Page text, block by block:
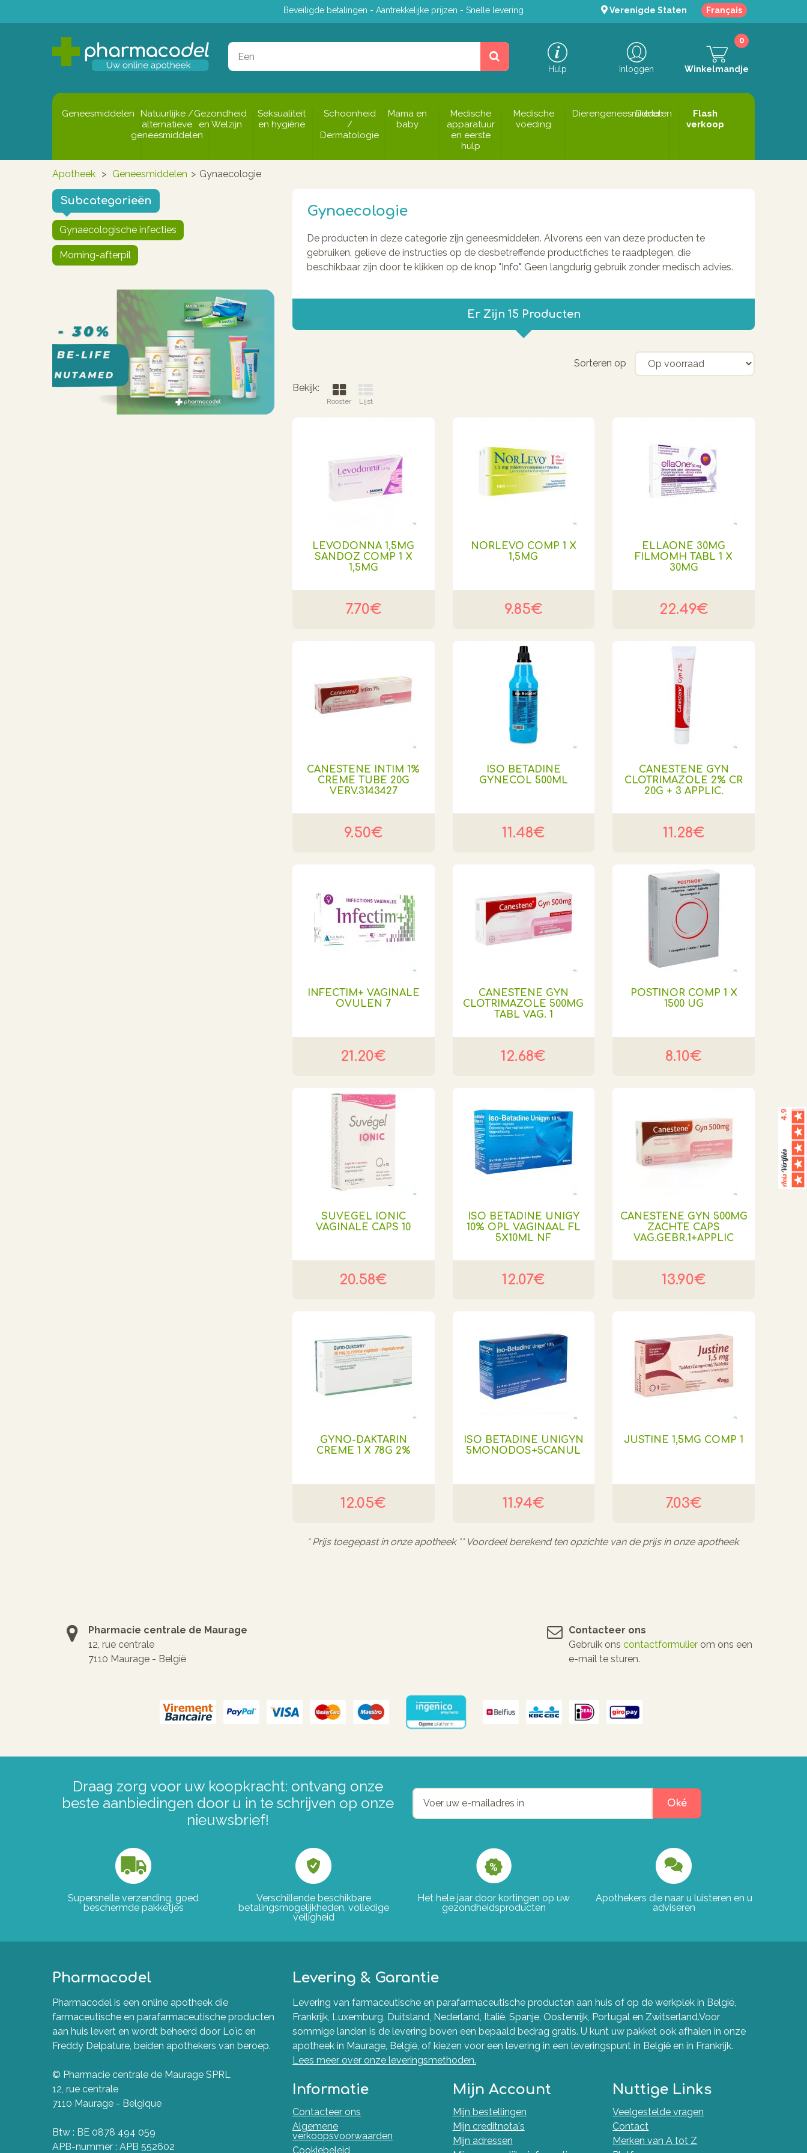
Beveiligde betalingen - Aantrekkelijke prijzen - Snelle levering Verenigde Staten Français
Hulp Inloggen Winkelmandje
0
Geneesmiddelen
Natuurlijke /
alternatieve
geneesmiddelen
Gezondheid
en Welzijn
Seksualiteit
en hygiëne
Schoonheid
/
Dermatologie
Mama en
baby
Medische
apparatuur
en eerste
hulp
Medische
voeding
Dierengeneesmiddelen
Dieren
Flash
verkoop
Apotheek > Geneesmiddelen > Gynaecologie
Subcategorieën
Gynaecologische infecties
Morning-afterpil
Gynaecologie
De producten in deze categorie zijn geneesmiddelen. Alvorens een van deze producten te
gebruiken, gelieve de instructies op de desbetreffende productfiches te raadplegen, die
beschikbaar zijn door te klikken op de knop "Info". Geen langdurig gebruik zonder medisch advies.
Er Zijn 15 Producten
Sorteren op
Bekijk:
Rooster Lijst
LEVODONNA 1,5MG
SANDOZ COMP 1 X
1,5MG
7.70€
NORLEVO COMP 1 X
1,5MG
9.85€
ELLAONE 30MG
FILMOMH TABL 1 X
30MG
22.49€
CANESTENE INTIM 1%
CREME TUBE 20G
VERV.3143427
9.50€
ISO BETADINE
GYNECOL 500ML
11.48€
CANESTENE GYN
CLOTRIMAZOLE 2% CR
20G + 3 APPLIC.
11.28€
INFECTIM+ VAGINALE
OVULEN 7
21.20€
CANESTENE GYN
CLOTRIMAZOLE 500MG
TABL VAG. 1
12.68€
POSTINOR COMP 1 X
1500 UG
8.10€
SUVEGEL IONIC
VAGINALE CAPS 10
20.58€
ISO BETADINE UNIGY
10% OPL VAGINAAL FL
5X10ML NF
12.07€
CANESTENE GYN 500MG
ZACHTE CAPS
VAG.GEBR.1+APPLIC
13.90€
GYNO-DAKTARIN
CREME 1 X 78G 2%
12.05€
ISO BETADINE UNIGYN
5MONODOS+5CANUL
11.94€
JUSTINE 1,5MG COMP 1
7.03€
* Prijs toegepast in onze apotheek ** Voordeel berekend ten opzichte van de prijs in onze apotheek
Pharmacie centrale de Maurage
12, rue centrale
7110 Maurage - België
Contacteer ons
Gebruik ons contactformulier om ons een
e-mail te sturen.
Draag zorg voor uw koopkracht: ontvang onze
beste aanbiedingen door u in te schrijven op onze
nieuwsbrief!
Oké
Supersnelle verzending, goed
beschermde pakketjes
Verschillende beschikbare
betalingsmogelijkheden, volledige
veiligheid
Het hele jaar door kortingen op uw
gezondheidsproducten
Apothekers die naar u luisteren en u
adviseren
Pharmacodel
Pharmacodel is een online apotheek die
farmaceutische en parafarmaceutische producten
aan huis levert en wordt beheerd door Loïc en
Freddy Delpature, beiden apothekers van beroep.
© Pharmacie centrale de Maurage SPRL
12, rue centrale
7110 Maurage - Belgique
Btw : BE 0878 494 059
APB-nummer : APB 552602
Levering & Garantie
Levering van farmaceutische en parafarmaceutische producten aan huis of op de werkplek in België,
Frankrijk, Luxemburg, Duitsland, Nederland, Italië, Spanje, Oostenrijk, Portugal en Zwitserland.Voor
sommige landen is de levering boven een bepaald bedrag gratis. U kunt uw pakket ook afhalen in onze
apotheek in Maurage, België, of kiezen voor een levering in een leveringspunt in België en in Frankrijk.
Lees meer over onze leveringsmethoden.
Informatie
Contacteer ons
Algemene
verkoopsvoorwaarden
Cookiebeleid
Mijn Account
Mijn bestellingen
Mijn creditnota's
Mijn adressen
Nuttige Links
Veelgestelde vragen
Contact
Merken van A tot Z